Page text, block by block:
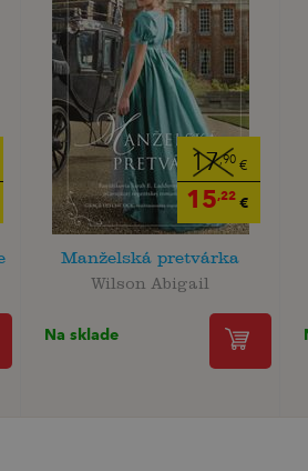
17,90 €
15,22 €
Manželská pretvárka
Wilson Abigail
Na sklade